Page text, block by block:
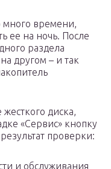
много времени,
ее на ночь. После
раздела
другом – и так
жесткого диска,
«Сервис» кнопку
проверки:
и обслуживания